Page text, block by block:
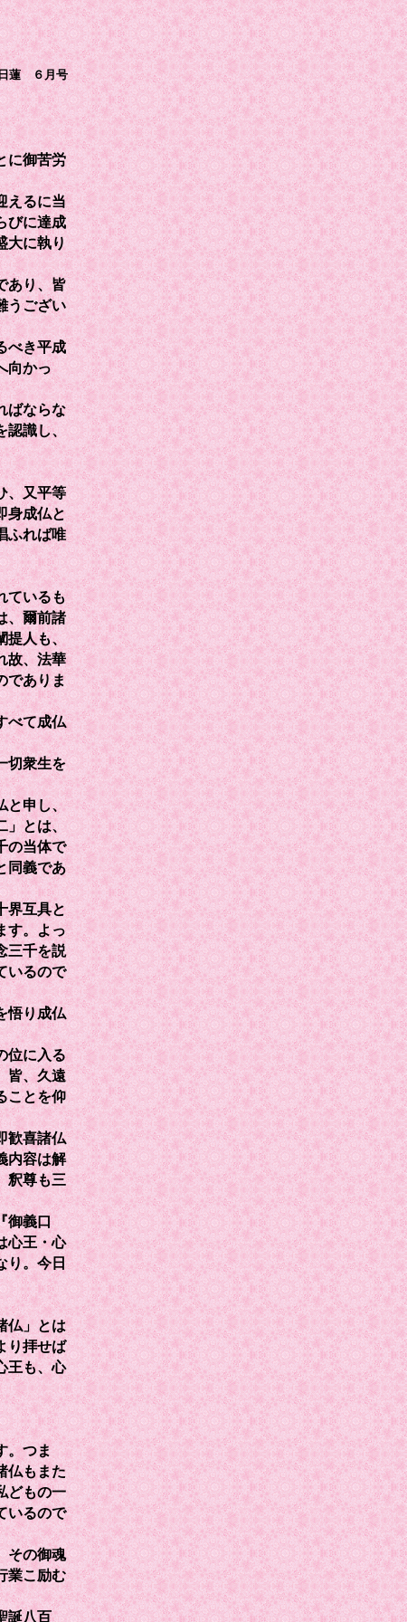
蓮 ６月号
に御苦労
えるに当
びに達成
大に執り
あり、皆
うござい
べき平成
向かっ
ばならな
認識し、
、又平等
身成仏と
ふれば唯
ているも
、爾前諸
提人も、
故、法華
でありま
べて成仏
切衆生を
と申し、
」とは、
の当体で
同義であ
界互具と
す。よっ
三千を説
いるので
悟り成仏
位に入る
皆、久遠
ことを仰
歓喜諸仏
内容は解
釈尊も三
御義口
心王・心
り。今日
仏」とは
り拝せば
王も、心
。つま
仏もまた
どもの一
いるので
その御魂
業こ励む
誕八百